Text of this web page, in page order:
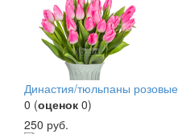
Династия/тюльпаны розовые
0 (оценок 0)
250 руб.